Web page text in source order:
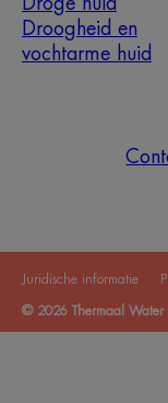
Droogheid en
vochtarme huid
Juridische informatie
© 2026 Thermaal Water